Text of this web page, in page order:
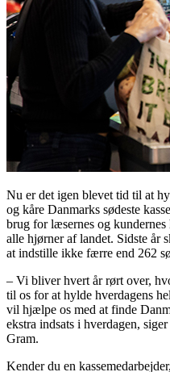
Nu er det igen blevet tid til at
og kåre Danmarks sødeste
brug for læsernes og
alle hjørner af landet. Sidste år
at indstille ikke færre end 262
– Vi bliver hvert år rørt over,
til os for at hylde hverdagens
vil hjælpe os med at finde
ekstra indsats i hverdagen,
Gram.
Kender du en